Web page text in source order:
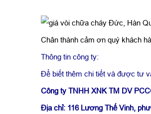
Chân thành cảm ơn quý khách
Thông tin công ty:
Để biết thêm chi tiết và được tư
Công ty TNHH XNK TM DV
Địa chỉ: 116 Lương Thế Vinh,